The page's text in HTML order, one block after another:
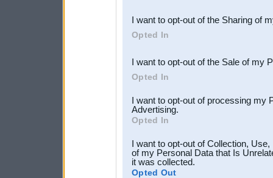
Downstream Participants
third parties.
I want to opt-out of the Sharing of
Opted In
I want to opt-out of the Sale of my
Opted In
I want to opt-out of processing my
Advertising.
Opted In
I want to opt-out of Collection,
of my Personal Data that Is
it was collected.
Opted Out